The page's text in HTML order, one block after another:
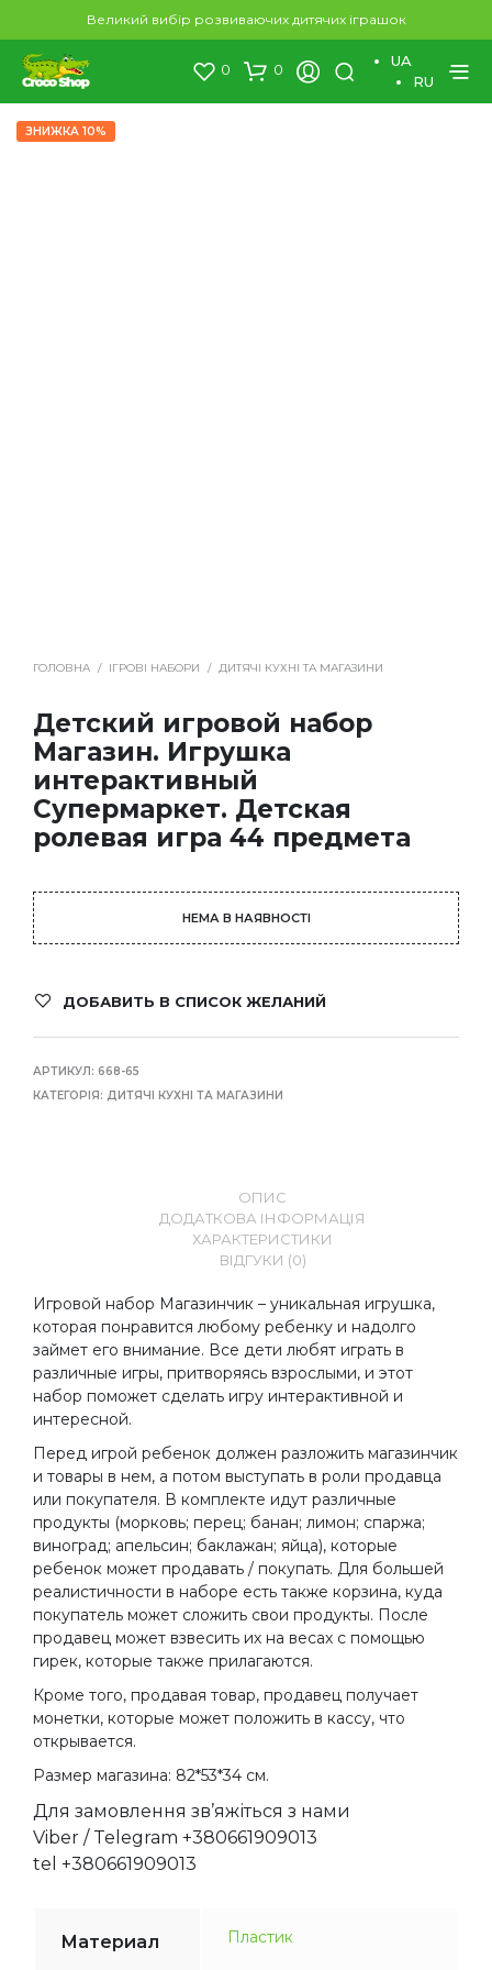
Великий вибір розвиваючих дитячих іграшок
0 0
UA
RU
ЗНИЖКА 10%
ГОЛОВНА / ІГРОВІ НАБОРИ / ДИТЯЧІ КУХНІ ТА МАГАЗИНИ
Детский игровой набор
Магазин. Игрушка
интерактивный
Супермаркет. Детская
ролевая игра 44 предмета
НЕМА В НАЯВНОСТІ
ДОБАВИТЬ В СПИСОК ЖЕЛАНИЙ
АРТИКУЛ: 668-65
КАТЕГОРІЯ: ДИТЯЧІ КУХНІ ТА МАГАЗИНИ
ОПИС
ДОДАТКОВА ІНФОРМАЦІЯ
ХАРАКТЕРИСТИКИ
ВІДГУКИ (0)
Игровой набор Магазинчик – уникальная игрушка,
которая понравится любому ребенку и надолго
займет его внимание. Все дети любят играть в
различные игры, притворяясь взрослыми, и этот
набор поможет сделать игру интерактивной и
интересной.
Перед игрой ребенок должен разложить магазинчик
и товары в нем, а потом выступать в роли продавца
или покупателя. В комплекте идут различные
продукты (морковь; перец; банан; лимон; спаржа;
виноград; апельсин; баклажан; яйца), которые
ребенок может продавать / покупать. Для большей
реалистичности в наборе есть также корзина, куда
покупатель может сложить свои продукты. После
продавец может взвесить их на весах с помощью
гирек, которые также прилагаются.
Кроме того, продавая товар, продавец получает
монетки, которые может положить в кассу, что
открывается.
Размер магазина: 82*53*34 см.
Для замовлення зв’яжіться з нами
Viber / Telegram +380661909013
tel +380661909013
Материал Пластик